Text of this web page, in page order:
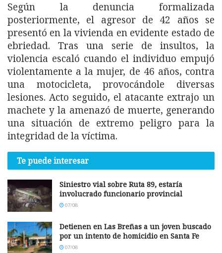
Según la denuncia formalizada
posteriormente, el agresor de 42 años se
presentó en la vivienda en evidente estado de
ebriedad. Tras una serie de insultos, la
violencia escaló cuando el individuo empujó
violentamente a la mujer, de 46 años, contra
una motocicleta, provocándole diversas
lesiones. Acto seguido, el atacante extrajo un
machete y la amenazó de muerte, generando
una situación de extremo peligro para la
integridad de la víctima.
Te puede interesar
Siniestro vial sobre Ruta 89, estaría
involucrado funcionario provincial
07/08
Detienen en Las Breñas a un joven buscado
por un intento de homicidio en Santa Fe
07/08